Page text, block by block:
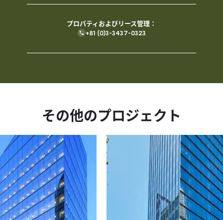
プロパティおよびリース管理：
+81 (0)3-3437-0323
その​他の​プロジェクト